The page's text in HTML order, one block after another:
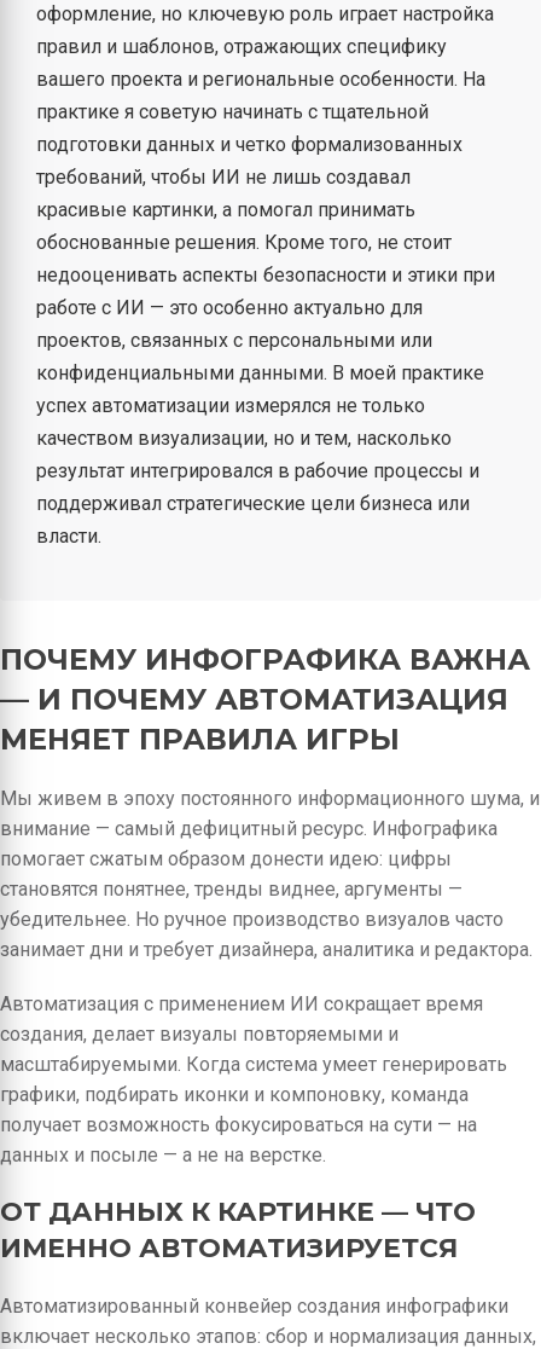
оформление, но ключевую роль играет настройка
правил и шаблонов, отражающих специфику
вашего проекта и региональные особенности. На
практике я советую начинать с тщательной
подготовки данных и четко формализованных
требований, чтобы ИИ не лишь создавал
красивые картинки, а помогал принимать
обоснованные решения. Кроме того, не стоит
недооценивать аспекты безопасности и этики при
работе с ИИ — это особенно актуально для
проектов, связанных с персональными или
конфиденциальными данными. В моей практике
успех автоматизации измерялся не только
качеством визуализации, но и тем, насколько
результат интегрировался в рабочие процессы и
поддерживал стратегические цели бизнеса или
власти.
ПОЧЕМУ ИНФОГРАФИКА ВАЖНА
— И ПОЧЕМУ АВТОМАТИЗАЦИЯ
МЕНЯЕТ ПРАВИЛА ИГРЫ
Мы живем в эпоху постоянного информационного шума, и
внимание — самый дефицитный ресурс. Инфографика
помогает сжатым образом донести идею: цифры
становятся понятнее, тренды виднее, аргументы —
убедительнее. Но ручное производство визуалов часто
занимает дни и требует дизайнера, аналитика и редактора.
Автоматизация с применением ИИ сокращает время
создания, делает визуалы повторяемыми и
масштабируемыми. Когда система умеет генерировать
графики, подбирать иконки и компоновку, команда
получает возможность фокусироваться на сути — на
данных и посыле — а не на верстке.
ОТ ДАННЫХ К КАРТИНКЕ — ЧТО
ИМЕННО АВТОМАТИЗИРУЕТСЯ
Автоматизированный конвейер создания инфографики
включает несколько этапов: сбор и нормализация данных,